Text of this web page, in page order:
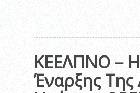
ΚΕΕΛΠΝΟ –
Έναρξης Της